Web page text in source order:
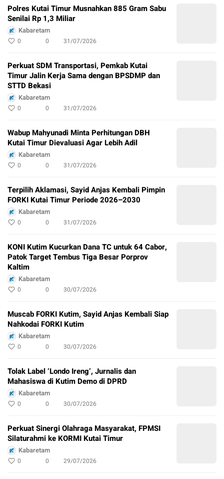
Polres Kutai Timur Musnahkan 885 Gram Sabu
Senilai Rp 1,3 Miliar
Kabaretam
0 0 31/07/2026
Perkuat SDM Transportasi, Pemkab Kutai
Timur Jalin Kerja Sama dengan BPSDMP dan
STTD Bekasi
Kabaretam
0 0 31/07/2026
Wabup Mahyunadi Minta Perhitungan DBH
Kutai Timur Dievaluasi Agar Lebih Adil
Kabaretam
0 0 31/07/2026
Terpilih Aklamasi, Sayid Anjas Kembali Pimpin
FORKI Kutai Timur Periode 2026–2030
Kabaretam
0 0 31/07/2026
KONI Kutim Kucurkan Dana TC untuk 64 Cabor,
Patok Target Tembus Tiga Besar Porprov
Kaltim
Kabaretam
0 0 30/07/2026
Muscab FORKI Kutim, Sayid Anjas Kembali Siap
Nahkodai FORKI Kutim
Kabaretam
0 0 30/07/2026
Tolak Label ‘Londo Ireng’, Jurnalis dan
Mahasiswa di Kutim Demo di DPRD
Kabaretam
0 0 30/07/2026
Perkuat Sinergi Olahraga Masyarakat, FPMSI
Silaturahmi ke KORMI Kutai Timur
Kabaretam
0 0 29/07/2026